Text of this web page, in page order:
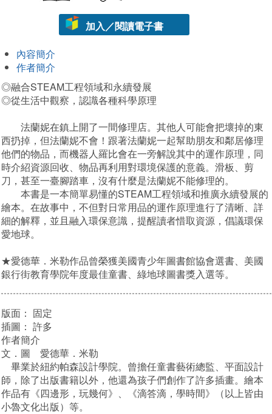
加入／閱讀電子書
內容簡介
作者簡介
◎融合STEAM工程領域和永續發展
◎從生活中觀察，認識各種科學原理
法蘭妮在鎮上開了一間修理店。其他人可能會把壞掉的東
西扔掉，但法蘭妮不會！跟著法蘭妮一起幫助朋友和鄰居修理
他們的物品，而機器人羅比會在一旁解說其中的運作原理，同
時介紹資源回收、物品再利用對環境保護的意義。滑板、剪
刀，甚至一臺腳踏車，沒有什麼是法蘭妮不能修理的。
本書是一本簡單易懂的STEAM工程領域和推廣永續發展的
繪本。在故事中，不但對日常用品的運作原理進行了清晰、詳
細的解釋，並且融入環保意識，提醒讀者惜取資源，倡議環保
愛地球。
★愛德華．米勒作品曾榮獲美國青少年圖書館協會選書、美國
銀行街教育學院年度最佳童書、綠地球圖書獎入選等。
版面： 固定
插圖： 許多
作者簡介
文．圖 愛德華．米勒
畢業於紐約帕森設計學院。曾擔任童書藝術總監、平面設計
師，除了出版書籍以外，他還為孩子們創作了許多插畫。繪本
作品有《四邊形，玩幾何》、《滴答滴，學時間》（以上皆由
小魯文化出版）等。